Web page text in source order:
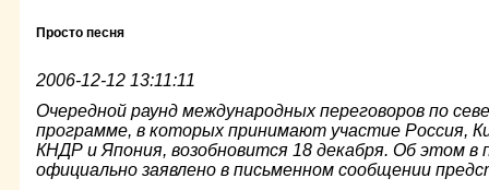
Просто песня
2006-12-12 13:11:11
Очередной раунд международных переговоров по
программе, в которых принимают участие Россия,
КНДР и Япония, возобновится 18 декабря. Об этом в
официально заявлено в письменном сообщении